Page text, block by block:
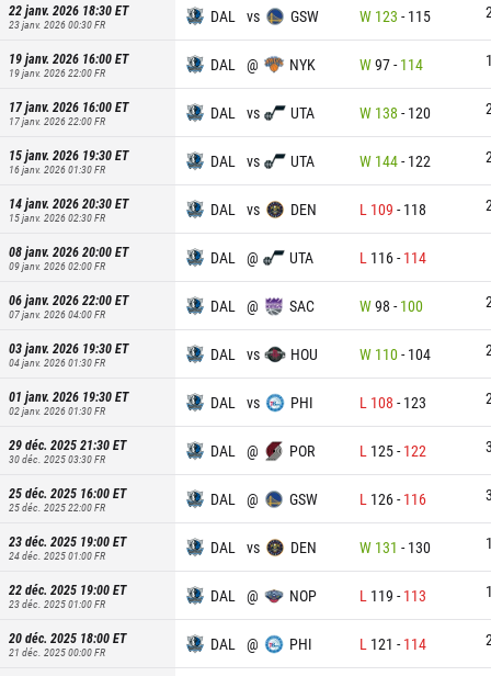
22 janv. 2026 18:30ET
23 janv. 2026 00:30FR DAL vs GSW W 123 - 115
19 janv. 2026 16:00ET
19 janv. 2026 22:00FR DAL @ NYK W97- 114
17 janv. 2026 16:00ET
17 janv. 2026 22:00FR DAL vs UTA W 138 - 120
15 janv. 2026 19:30ET
16 janv. 2026 01:30FR DAL vs UTA W 144- 122
14 janv. 2026 20:30ET
15 janv. 2026 02:30FR DAL vs DEN L 109 - 118
08 janv. 2026 20:00ET
09 janv. 2026 02:00FR DAL @ UTA L 116- 114
06 janv. 2026 22:00ET
07 janv. 2026 04:00FR DAL @ SAC W98 - 100
03 janv. 2026 19:30ET
04 janv. 2026 01:30FR DAL vs HOU W 110- 104
01 janv. 2026 19:30ET
02 janv. 2026 01:30FR DAL vs PHI L 108 - 123
29 déc. 2025 21:30ET
30 déc. 2025 03:30FR DAL @ POR L 125- 122
25 déc. 2025 16:00ET
25 déc. 2025 22:00FR DAL @ GSW L 126- 116
23 déc. 2025 19:00ET
24 déc. 2025 01:00FR DAL vs DEN W 131 - 130
22 déc. 2025 19:00ET
23 déc. 2025 01:00FR DAL @ NOP L 119 - 113
20 déc. 2025 18:00ET
21 déc. 2025 00:00FR DAL @ PHI L 121 - 114